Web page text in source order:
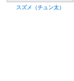
スズメ（チュン太）